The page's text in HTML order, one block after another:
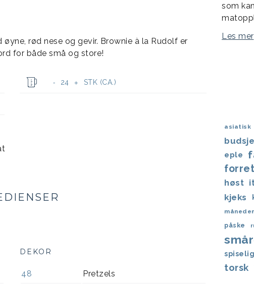
rød nese og gevir. Brownie à la Rudolf er
for både små og store!
- 24 + STK (CA.)
DEKOR
48 Pretzels
som
Les mer
asiatisk
eple
høst
kjeks
påske
torsk